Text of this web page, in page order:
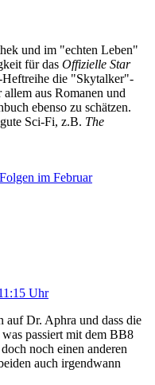
und im "echten Leben"
für das Offizielle Star
die "Skytalker"-
aus Romanen und
ebenso zu schätzen.
Sci-Fi, z.B. The
im Februar
Uhr
auf Dr. Aphra und dass die
passiert mit dem BB8
noch einen anderen
auch irgendwann